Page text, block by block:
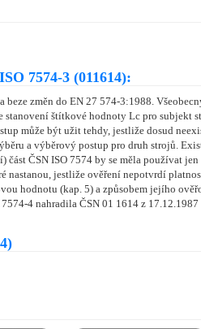
7574-3 (011614):
změn do EN 27 574-3:1988.
stanovení štítkové hodnoty Lc pro
může být užit tehdy, jestliže dosud
a výběrový postup pro druh strojů.
ČSN ISO 7574 by se měla používat
nastanou, jestliže ověření nepotvrdí
hodnotu (kap. 5) a způsobem jejího
4 nahradila ČSN 01 1614 z 17.12.1987